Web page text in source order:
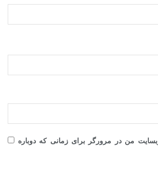
من در مرورگر برای زمانی که دوباره